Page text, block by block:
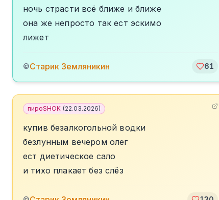
ночь страсти всё ближе и ближе
она же непросто так ест эскимо
лижет
©Старик Земляникин 61
пироSHOK (22.03.2026)
купив безалкогольной водки
безлунным вечером олег
ест диетическое сало
и тихо плакает без слёз